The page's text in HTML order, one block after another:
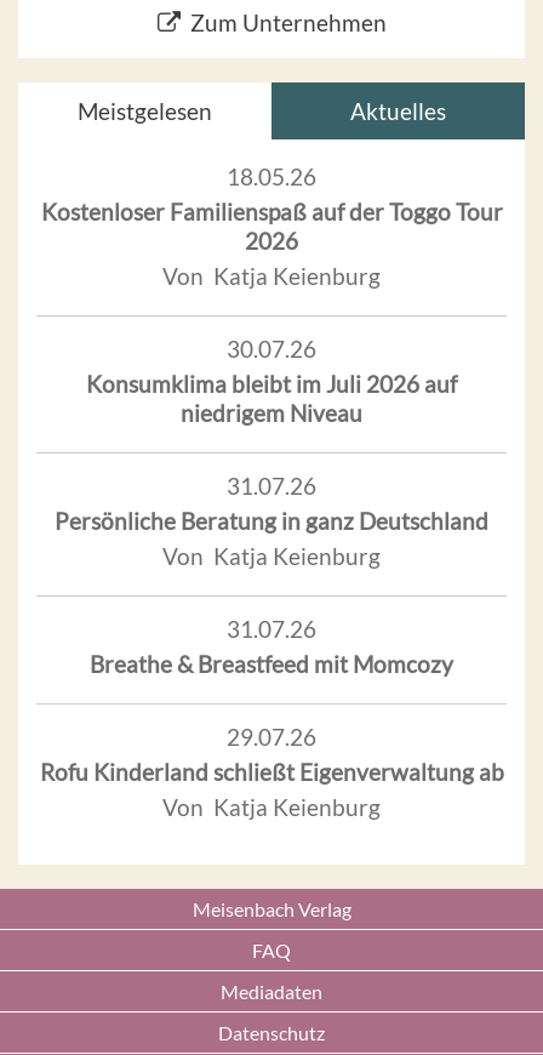
Zum Unternehmen
Meistgelesen Aktuelles
18.05.26
Kostenloser Familienspaß auf der Toggo Tour
2026
Von Katja Keienburg
30.07.26
Konsumklima bleibt im Juli 2026 auf
niedrigem Niveau
31.07.26
Persönliche Beratung in ganz Deutschland
Von Katja Keienburg
31.07.26
Breathe & Breastfeed mit Momcozy
29.07.26
Rofu Kinderland schließt Eigenverwaltung ab
Von Katja Keienburg
Meisenbach Verlag
FAQ
Mediadaten
Datenschutz